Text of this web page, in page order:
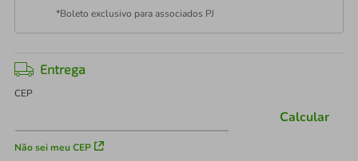
*Boleto exclusivo para associados PJ
Entrega
CEP
Não sei meu CEP
Calcular